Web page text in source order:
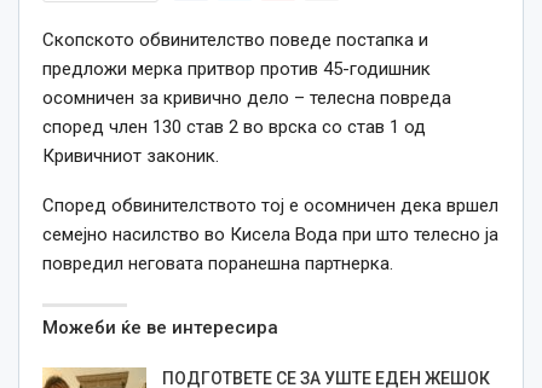
Скопското обвинителство поведе постапка и
предложи мерка притвор против 45-годишник
осомничен за кривично дело – телесна повреда
според член 130 став 2 во врска со став 1 од
Кривичниот законик.
Според обвинителството тој е осомничен дека вршел
семејно насилство во Кисела Вода при што телесно ја
повредил неговата поранешна партнерка.
Можеби ќе ве интересира
ПОДГОТВЕТЕ СЕ ЗА УШТЕ ЕДЕН ЖЕШОК